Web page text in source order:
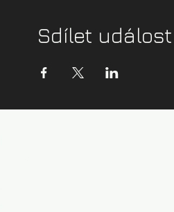
Sdílet událost